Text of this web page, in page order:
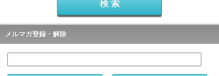
メルマガ登録・解除